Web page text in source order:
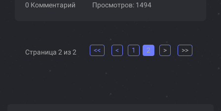
0 Комментарий
Просмотров: 1494
Страница 2 из 2 << < 1 2 > >>